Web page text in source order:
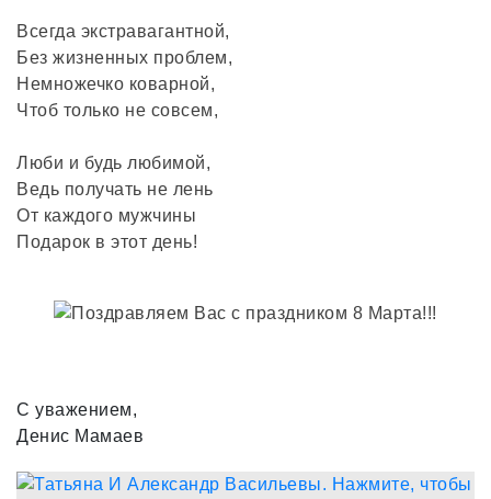
Всегда экстравагантной,
Без жизненных проблем,
Немножечко коварной,
Чтоб только не совсем,
Люби и будь любимой,
Ведь получать не лень
От каждого мужчины
Подарок в этот день!
С уважением,
Денис Мамаев